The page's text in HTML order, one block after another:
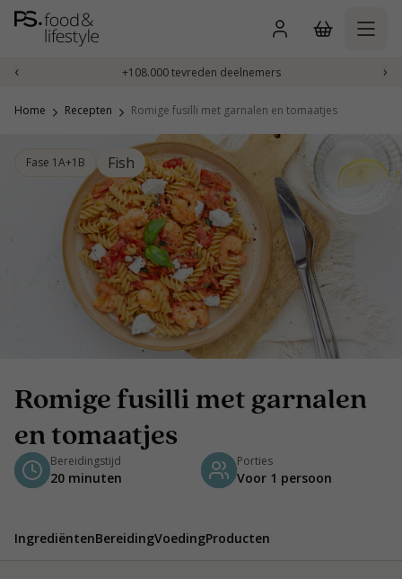
Naar
inhoud
‹ +108.000 tevreden deelnemers ›
Home Recepten Romige fusilli met garnalen en tomaatjes
Fase 1A+1B Fish
Romige fusilli met garnalen
en tomaatjes
Bereidingstijd
20 minuten
Porties
Voor 1 persoon
IngrediëntenBereidingVoedingProducten